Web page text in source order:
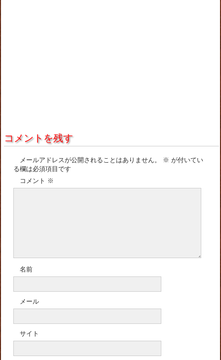
コメントを残す
メールアドレスが公開されることはありません。 ※ が付いてい
る欄は必須項目です
コメント ※
名前
メール
サイト